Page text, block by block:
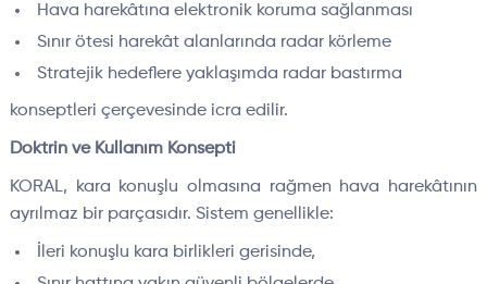
Hava harekâtına elektronik koruma sağlanması
Sınır ötesi harekât alanlarında radar körleme
Stratejik hedeflere yaklaşımda radar bastırma
konseptleri çerçevesinde icra edilir.
Doktrin ve Kullanım Konsepti
KORAL, kara konuşlu olmasına rağmen hava harekâtının
ayrılmaz bir parçasıdır. Sistem genellikle:
İleri konuşlu kara birlikleri gerisinde,